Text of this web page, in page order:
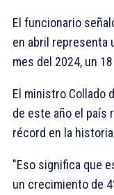
El funcionario
en abril representa
mes del 2024, un
El ministro Collado
de este año el país
récord en la
"Eso significa que
un crecimiento de